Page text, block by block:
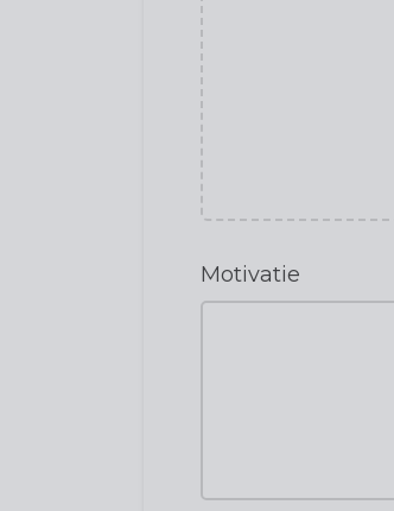
Motivatie